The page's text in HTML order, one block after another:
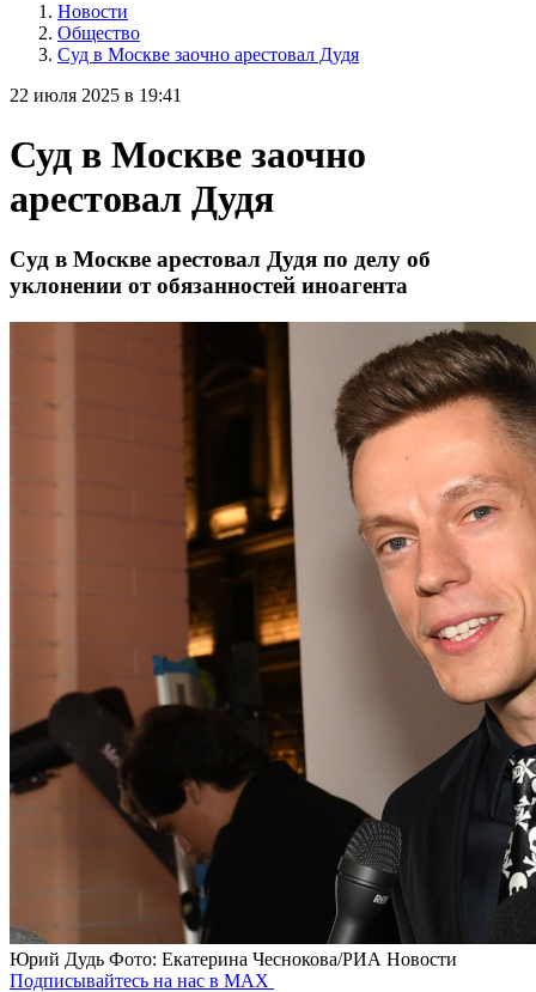
Новости
Общество
Суд в Москве заочно арестовал Дудя
22 июля 2025 в 19:41
Суд в Москве заочно
арестовал Дудя
Суд в Москве арестовал Дудя по делу об
уклонении от обязанностей иноагента
Юрий Дудь Фото: Екатерина Чеснокова/РИА Новости
Подписывайтесь на нас в MAX